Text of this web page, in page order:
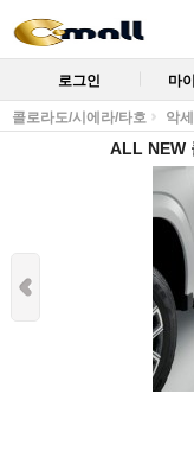
로그인 마
콜로라도/시에라/타호 악
ALL NEW